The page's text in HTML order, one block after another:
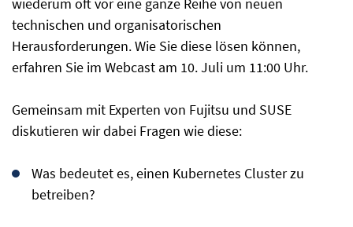
technischen und organisatorischen
Herausforderungen. Wie Sie diese lösen können,
erfahren Sie im Webcast am 10. Juli um 11:00 Uhr.
Gemeinsam mit Experten von Fujitsu und SUSE
diskutieren wir dabei Fragen wie diese:
Was bedeutet es, einen Kubernetes Cluster zu
betreiben?